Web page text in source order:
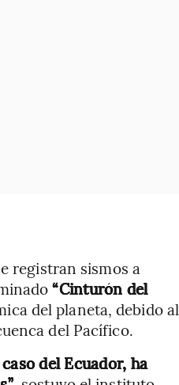
registran sismos a
“Cinturón del
del planeta, debido al
del Pacífico.
del Ecuador, ha